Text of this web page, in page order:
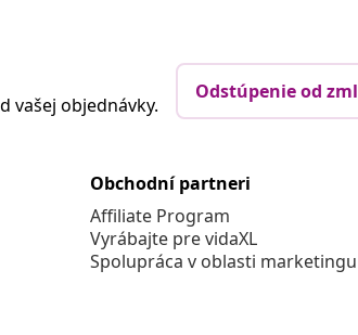
vašej objednávky.
Odstúpenie od
Obchodní partneri
Affiliate Program
Vyrábajte pre vidaXL
Spolupráca v oblasti marketingu